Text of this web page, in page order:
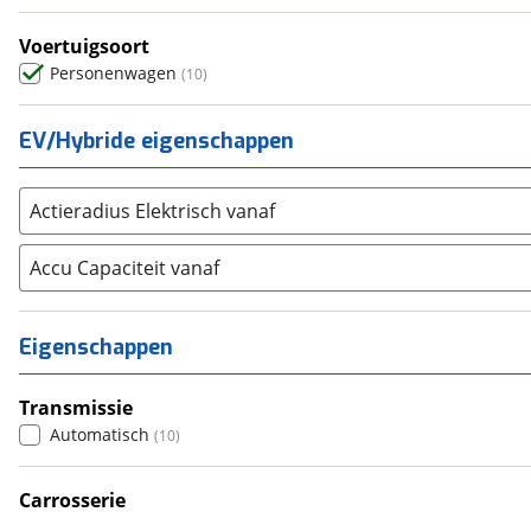
SKODA (3243)
Suzuki (2715
Toyota (8227)
Volvo (5838)
Abarth (40)
Aiways (16)
Aixam (8)
Alpina
Alpine (92)
Aston Martin
Audi (5442)
Austin (5)
Auto Union
Voertuigsoort
Personenwagen (10)
EV/Hybride eigenschappen
Actieradius Elektrisch vanaf
Accu Capaciteit vanaf
Eigenschappen
Transmissie
Automatisch (10)
Carrosserie